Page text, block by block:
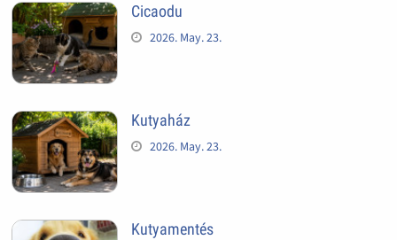
Cicaodu
2026. May. 23.
Kutyaház
2026. May. 23.
Kutyamentés